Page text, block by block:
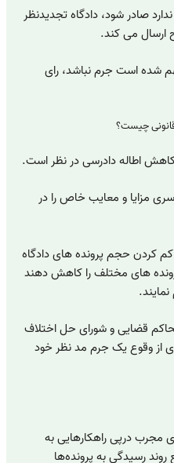
صادر شود، دادگاه تجدیدنظر
ارسال می کند.
شده است جرم نباشد، رای
چیست؟
اطاله دادرسی در نظر است.
مزایا و معایب خاص را در
کردن حجم پرونده های دادگاه
های مختلف را کاهش دهند
اساسی، محاکم قضایی و شورای حل اختلاف
از وقوع یک جرم مد نظر خود
مجرب درپی راهکارهایی به
رسیدگی به پرونده‌ها